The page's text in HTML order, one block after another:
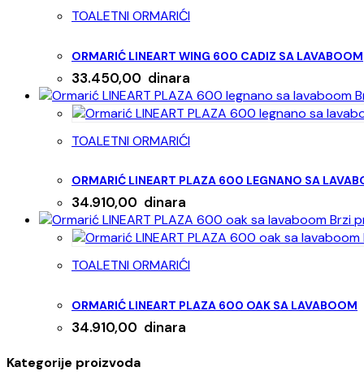
TOALETNI ORMARIĆI
ORMARIĆ LINEART WING 600 CADIZ SA LAVABOOM
33.450,00 dinara
TOALETNI ORMARIĆI
ORMARIĆ LINEART PLAZA 600 LEGNANO SA
34.910,00 dinara
Brzi
TOALETNI ORMARIĆI
ORMARIĆ LINEART PLAZA 600 OAK SA LAVABOOM
34.910,00 dinara
Kategorije proizvoda